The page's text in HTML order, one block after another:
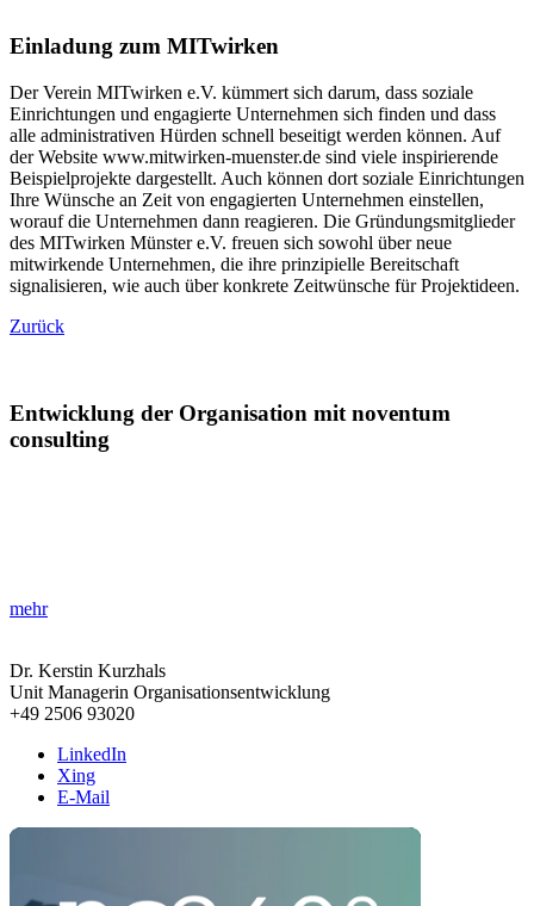
Einladung zum MITwirken
Der Verein MITwirken e.V. kümmert sich darum, dass soziale
Einrichtungen und engagierte Unternehmen sich finden und dass
alle administrativen Hürden schnell beseitigt werden können. Auf
der Website www.mitwirken-muenster.de sind viele inspirierende
Beispielprojekte dargestellt. Auch können dort soziale Einrichtungen
Ihre Wünsche an Zeit von engagierten Unternehmen einstellen,
worauf die Unternehmen dann reagieren. Die Gründungsmitglieder
des MITwirken Münster e.V. freuen sich sowohl über neue
mitwirkende Unternehmen, die ihre prinzipielle Bereitschaft
signalisieren, wie auch über konkrete Zeitwünsche für Projektideen.
Zurück
Entwicklung der Organisation mit noventum
consulting
mehr
Dr. Kerstin Kurzhals
Unit Managerin Organisationsentwicklung
+49 2506 93020
LinkedIn
Xing
E-Mail